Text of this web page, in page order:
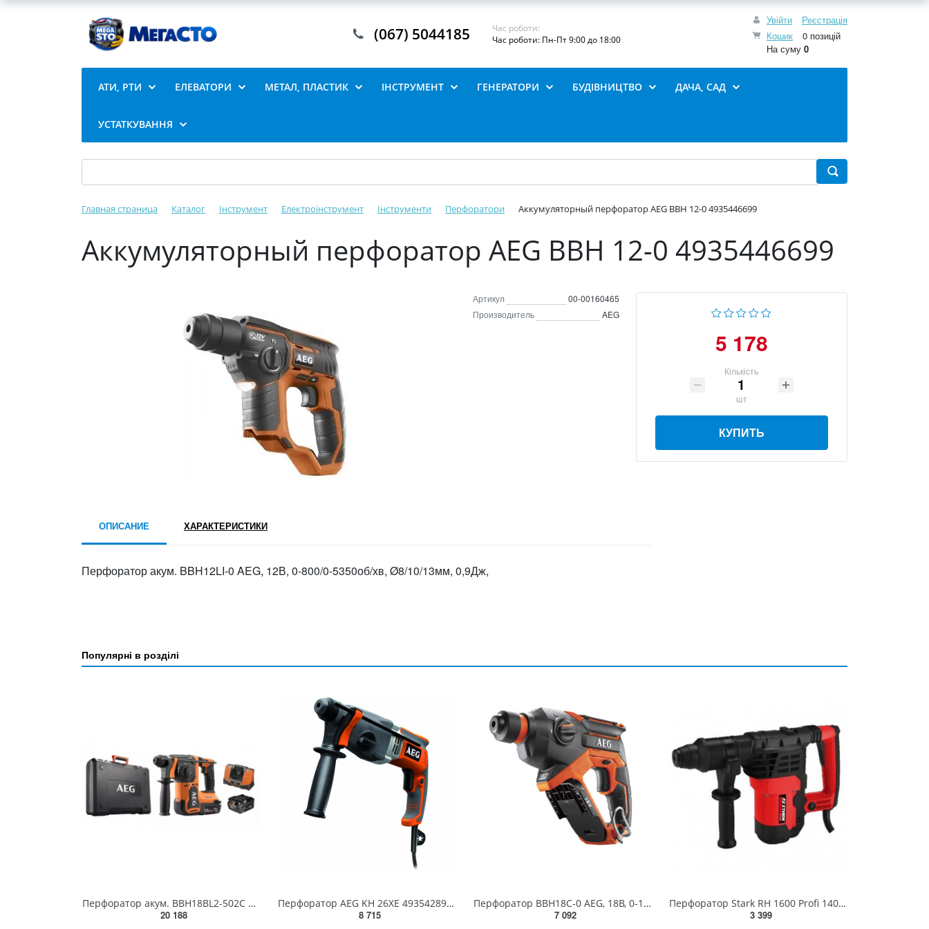
Увійти
Реєстрація
Кошик
0 позицій
На суму 0
(067) 5044185
Час роботи:
Час роботи: Пн-Пт 9:00 до 18:00
АТИ, РТИ ЕЛЕВАТОРИ МЕТАЛ, ПЛАСТИК ІНСТРУМЕНТ ГЕНЕРАТОРИ БУДІВНИЦТВО ДАЧА, САД
УСТАТКУВАННЯ
Главная страница Каталог Інструмент Електроінструмент Інструменти Перфоратори Аккумуляторный перфоратор AEG BBH 12-0 4935446699
Аккумуляторный перфоратор AEG BBH 12-0 4935446699
Артикул
00-00160465
Производитель
AEG
5 178
Кількість
шт
КУПИТЬ
ОПИСАНИЕ ХАРАКТЕРИСТИКИ
Перфоратор акум. BBH12LI-0 AEG, 12В, 0-800/0-5350об/хв, Ø8/10/13мм, 0,9Дж,
Популярні в розділі
Перфоратор акум. BBH18BL2-502C AEG, 18В, 2х5Аг, 0-1500об/хв, 0-5000рух/хв, Ø30/13/26, 2.5Дж, 3,08кг
20 188
Перфоратор AEG KH 26XE 4935428910
8 715
Перфоратор BBH18C-0 AEG, 18В, 0-1300об/хв, Ø13/10/16мм, 1,5Дж, 2,5кг (, 4935464984)
7 092
Перфоратор Stark RH 1600 Profi 140051600
3 399